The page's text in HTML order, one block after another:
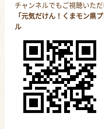
チャンネルでもご視聴いただ
「元気だけん！くまモン県
ル